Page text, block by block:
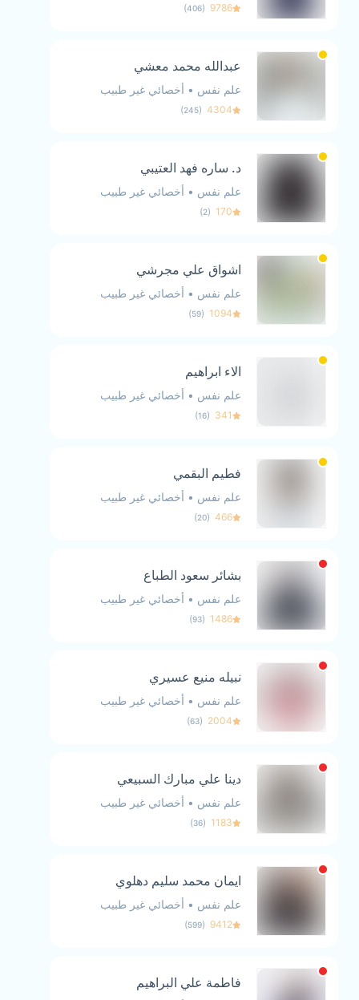
9786
(
406
)
عبدالله محمد معشي
علم نفس • أخصائي غير طبيب
4304
(
245
)
د. ساره فهد العتيبي
علم نفس • أخصائي غير طبيب
170
(
2
)
اشواق علي مجرشي
علم نفس • أخصائي غير طبيب
1094
(
59
)
الاء ابراهيم
علم نفس • أخصائي غير طبيب
341
(
16
)
فطيم البقمي
علم نفس • أخصائي غير طبيب
466
(
20
)
بشائر سعود الطباع
علم نفس • أخصائي غير طبيب
1486
(
93
)
نبيله منيع عسيري
علم نفس • أخصائي غير طبيب
2004
(
63
)
دينا علي مبارك السبيعي
علم نفس • أخصائي غير طبيب
1183
(
36
)
ايمان محمد سليم دهلوي
علم نفس • أخصائي غير طبيب
9412
(
599
)
فاطمة علي البراهيم